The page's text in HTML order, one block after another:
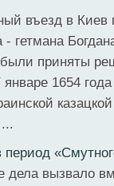
въезд в Киев
- гетмана
приняты
1654
дела вызвало